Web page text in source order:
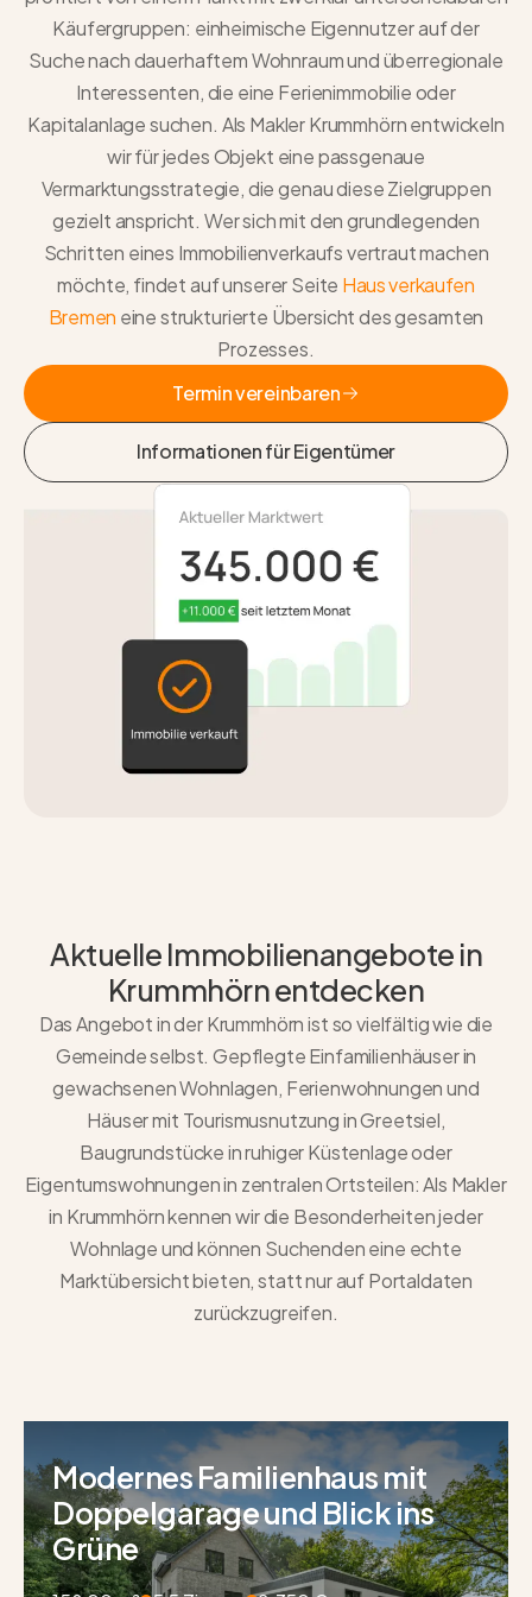
Käufergruppen: einheimische Eigennutzer auf der
Suche nach dauerhaftem Wohnraum und überregionale
Interessenten, die eine Ferienimmobilie oder
Kapitalanlage suchen. Als Makler Krummhörnentwickeln
wir für jedes Objekt eine passgenaue
Vermarktungsstrategie, die genau diese Zielgruppen
gezielt anspricht. Wer sich mit den grundlegenden
Schritten eines Immobilienverkaufs vertraut machen
möchte, findet auf unserer Seite Haus verkaufen
Bremen eine strukturierte Übersicht des gesamten
Prozesses.
Termin vereinbaren
Informationen für Eigentümer
Informationen für Eigentümer
Aktuelle Immobilienangebote in
Krummhörn entdecken
Das Angebot in der Krummhörn ist so vielfältig wie die
Gemeinde selbst. Gepflegte Einfamilienhäuser in
gewachsenen Wohnlagen, Ferienwohnungen und
Häuser mit Tourismusnutzung in Greetsiel,
Baugrundstücke in ruhiger Küstenlage oder
Eigentumswohnungen in zentralen Ortsteilen: Als Makler
in Krummhörnkennen wir die Besonderheiten jeder
Wohnlage und können Suchenden eine echte
Marktübersicht bieten, statt nur auf Portaldaten
zurückzugreifen.
1,69 % Zinsen bis 2042.
Neubau. Waldlage. Positiver
Cashflow.
Modernes Familienhaus mit
Doppelgarage und Blick ins
Grüne
1,69 % Zinsen bis 2042 – Eine
einmalige Chance! Attraktiver
Exklusives Wohnen am Wasser